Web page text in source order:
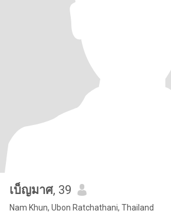
เบ็ญมาศ, 39
Nam Khun, Ubon Ratchathani, Thailand